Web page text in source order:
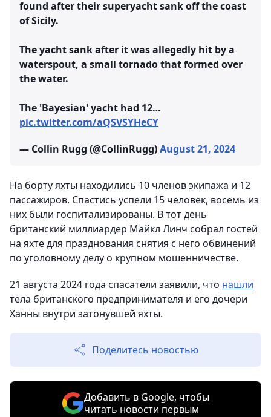
found after their superyacht sank off the coast
of Sicily.
The yacht sank after it was allegedly hit by a
waterspout, a small tornado that formed over
the water.
The 'Bayesian' yacht had 12…
pic.twitter.com/aQSVSYHeCY
— Collin Rugg (@CollinRugg)August 21, 2024
На борту яхты находились 10 членов экипажа и 12
пассажиров. Спастись успели 15 человек, восемь из
них были госпитализированы. В тот день
британский миллиардер Майкл Линч собрал гостей
на яхте для празднования снятия с него обвинений
по уголовному делу о крупном мошенничестве.
21 августа 2024 года спасатели заявили, что нашли
тела британского предпринимателя и его дочери
Ханны внутри затонувшей яхты.
Поделитесь новостью
Добавить в Google, чтобы
читать новости первым